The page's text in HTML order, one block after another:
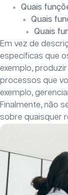
Quais
Quais
Quais
Em vez de
específicas que
exemplo,
processos que
exemplo,
Finalmente, não
sobre quaisquer